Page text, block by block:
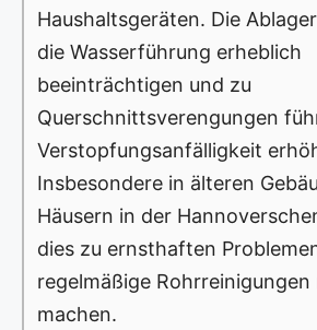
Haushaltsgeräten. Die
die Wasserführung erheblich
beeinträchtigen und zu
Querschnittsverengungen
Verstopfungsanfälligkeit
Insbesondere in älteren
Häusern in der
dies zu ernsthaften
regelmäßige
machen.